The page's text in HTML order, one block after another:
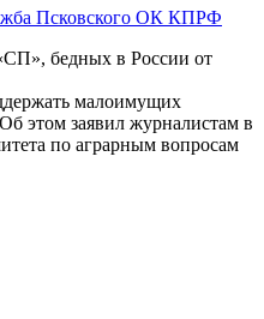
Псковского ОК КПРФ
бедных в России от
малоимущих
этом заявил журналистам в
по аграрным вопросам